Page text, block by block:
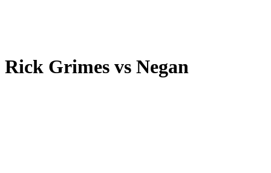
Rick Grimes vs Negan